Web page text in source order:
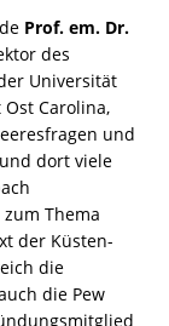
Prof. em. Dr.
des
Universität
Carolina,
und
dort viele
Thema
der Küsten-
die
die Pew